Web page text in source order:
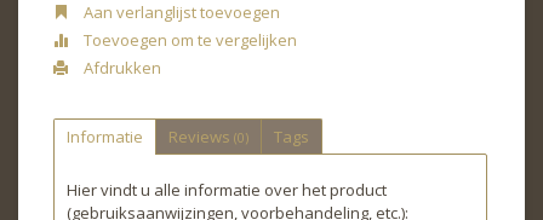
Aan verlanglijst toevoegen
Toevoegen om te vergelijken
Afdrukken
Informatie Reviews (0) Tags
Hier vindt u alle informatie over het product
(gebruiksaanwijzingen, voorbehandeling, etc.):